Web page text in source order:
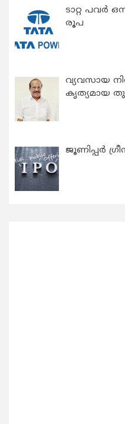
ടാറ്റ പവർ
രൂപ
വ്യവസായ
കൃത്യമായ
ജൂണിപ്പർ